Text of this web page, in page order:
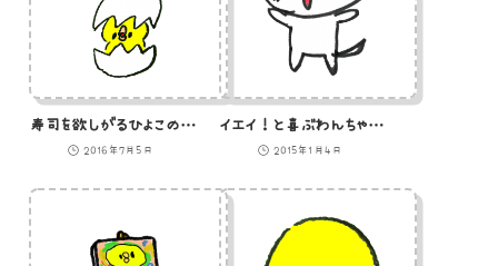
寿司を欲しがるひよこのイラスト
2016年7月5日
イエイ！と喜ぶわんちゃんのイラスト
2015年1月4日